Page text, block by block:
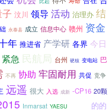
汶川 领导 活动 治理办 结
永泰县 成立 信息中心 赣州 资金
年 推进省 产学研 各界 今日
紧急 民航局 台州 硬核 变电站 巴
不再 协助 牢固耐用 共促 竞争
远遥 很大 入选 成新 -CP16 20颗
Inmarsat YAESU 的的